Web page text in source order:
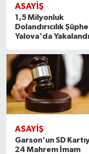
ASAYİŞ
1,5 Milyonluk
Dolandırıcılık
Yalova'da Yakalandı
ASAYİŞ
Garson'un SD
24 Mahrem İmam